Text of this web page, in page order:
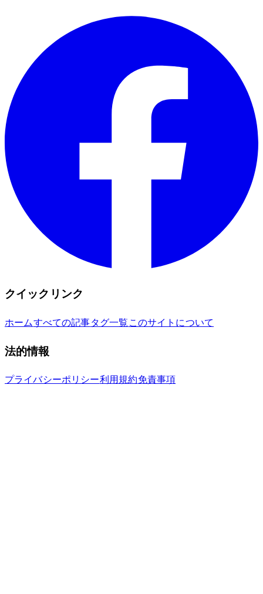
クイックリンク
ホームすべての記事タグ一覧 このサイトについて
法的情報
プライバシーポリシー利用規約免責事項